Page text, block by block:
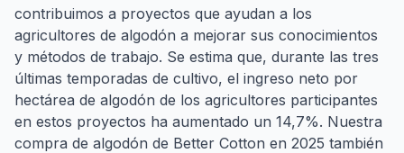
contribuimos a proyectos que ayudan a los
agricultores de algodón a mejorar sus conocimientos
y métodos de trabajo. Se estima que, durante las tres
últimas temporadas de cultivo, el ingreso neto por
hectárea de algodón de los agricultores participantes
en estos proyectos ha aumentado un 14,7%. Nuestra
compra de algodón de Better Cotton en 2025 también